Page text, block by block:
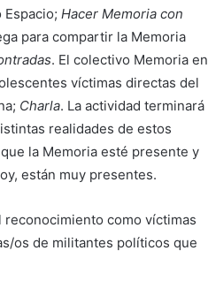
Hacer Memoria con
para compartir la Memoria
. El colectivo Memoria en
víctimas directas del
Charla. La actividad terminará
realidades de estos
la Memoria esté presente y
están muy presentes.
como víctimas
os de militantes políticos que